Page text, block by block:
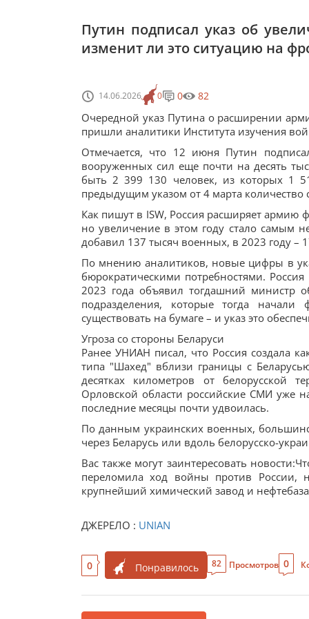
Путин подписал указ об
изменит ли это ситуацию на
14.06.2026 0 0 82
Очередной указ Путина о расширении
пришли аналитики Института изучения
Отмечается, что 12 июня Путин
вооруженных сил еще почти на десять
быть 2 399 130 человек, из которых 1
предыдущим указом от 4 марта количество
Как пишут в ISW, Россия расширяет армию
но увеличение в этом году стало самым
добавил 137 тысяч военных, в 2023 году –
По мнению аналитиков, новые цифры в
бюрократическими потребностями.
2023 года объявил тогдашний министр
подразделения, которые тогда
существовать на бумаге – и указ это
Угроза со стороны Беларуси
Ранее УНИАН писал, что Россия создала
типа "Шахед" вблизи границы с
десятках километров от белорусской
Орловской области российские СМИ уже
последние месяцы почти удвоилась.
По данным украинских военных,
через Беларусь или вдоль белорусско-
Вас также могут заинтересовать
переломила ход войны против России,
крупнейший химический завод и
ДЖЕРЕЛО : UNIAN
0 Понравилось 82 Просмотров 0